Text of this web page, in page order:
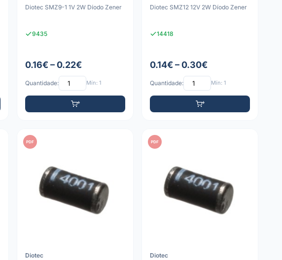
Diotec SMZ9-1 1V 2W Díodo Zener
9435
0.16€ – 0.22€
Quantidade: Mín: 1
Diotec SMZ12 12V 2W Díodo Zener
14418
0.14€ – 0.30€
Quantidade: Mín: 1
PDF
Diotec
PDF
Diotec